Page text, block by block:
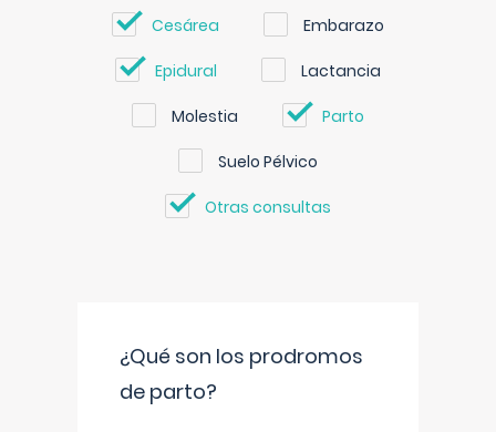
Cesárea Embarazo
Epidural Lactancia
Molestia Parto
Suelo Pélvico
Otras consultas
¿Qué son los prodromos
de parto?